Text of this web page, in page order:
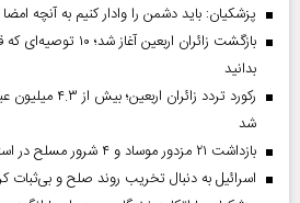
پزشکیان: باید دشمن را وادار کنیم به آنچه امضا
بازگشت زائران اربعین
بدانید
رکورد تردد
شد
بازداشت ۲۱ مزدور موساد و ۴ شرور مسلح در استان کرمان
اسرائیل به دنبال تخریب روند صلح و